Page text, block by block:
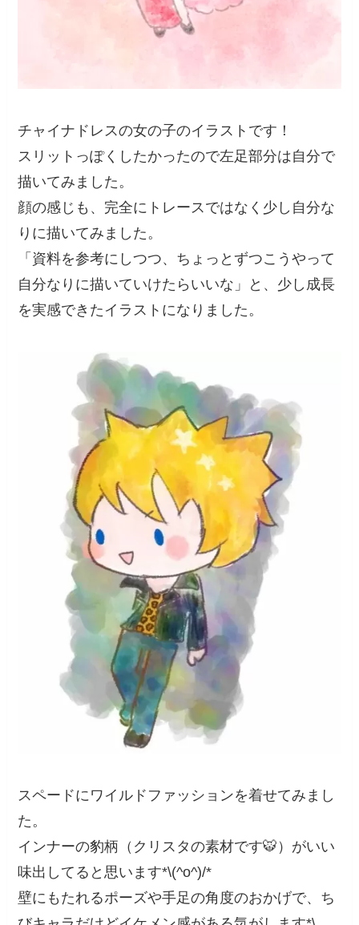
チャイナドレスの女の子のイラストです！
スリットっぽくしたかったので左足部分は自分で
描いてみました。
顔の感じも、完全にトレースではなく少し自分な
りに描いてみました。
「資料を参考にしつつ、ちょっとずつこうやって
自分なりに描いていけたらいいな」と、少し成長
を実感できたイラストになりました。
スペードにワイルドファッションを着せてみまし
た。
インナーの豹柄（クリスタの素材です🐯）がいい
味出してると思います*\(^o^)/*
壁にもたれるポーズや手足の角度のおかげで、ち